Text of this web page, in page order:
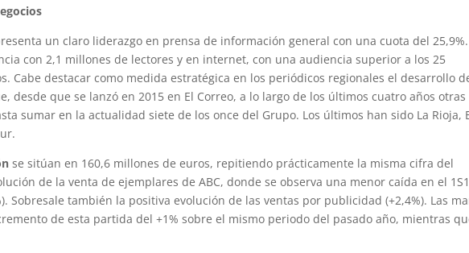
un claro liderazgo en prensa de información general con una cuota del 25,9%.
con 2,1 millones de lectores y en internet, con una audiencia superior a los 25
Cabe destacar como medida estratégica en los periódicos regionales el desarrollo
desde que se lanzó en 2015 en El Correo, a lo largo de los últimos cuatro años otras
sumar en la actualidad siete de los once del Grupo. Los últimos han sido La Rioja,
se sitúan en 160,6 millones de euros, repitiendo prácticamente la misma cifra del
de la venta de ejemplares de ABC, donde se observa una menor caída en el
Sobresale también la positiva evolución de las ventas por publicidad (+2,4%). Las
de esta partida del +1% sobre el mismo periodo del pasado año, mientras